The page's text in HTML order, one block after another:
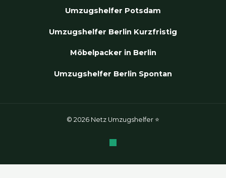
Umzugshelfer Potsdam
Umzugshelfer Berlin Kurzfristig
Möbelpacker in Berlin
Umzugshelfer Berlin Spontan
© 2026 Netz Umzugshelfer ⭐